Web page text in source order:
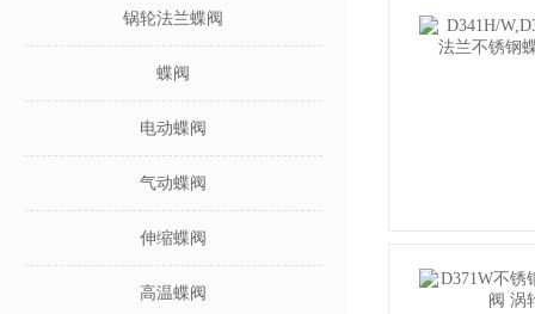
锅轮法兰蝶阀
蝶阀
电动蝶阀
气动蝶阀
伸缩蝶阀
高温蝶阀